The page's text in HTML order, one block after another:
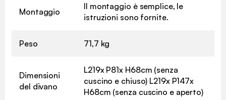
Montaggio
Il montaggio è semplice, le
istruzioni sono fornite.
Peso 71,7 kg
Dimensioni
del divano
L219x P81x H68cm (senza
cuscino e chiuso) L219x P147x
H68cm (senza cuscino e aperto)